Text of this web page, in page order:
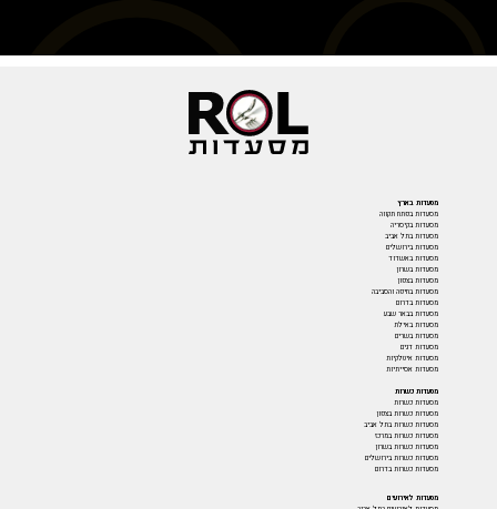
מסעדות בארץ
מסעדות בפתח תקווה
מסעדות בקיסריה
מסעדות בתל אביב
מסעדות בירושלים
מסעדות באשדוד
מסעדות בשרון
מסעדות בצפון
מסעדות בחיפה והסביבה
מסעדות בדרום
מסעדות בבאר שבע
מסעדות באילת
מסעדות בשרים
מסעדות דגים
מסעדות איטלקיות
מסעדות אסייתיות
מסעדות כשרות
מסעדות כשרות
מסעדות כשרות בצפון
מסעדות כשרות בתל אביב
מסעדות כשרות במרכז
מסעדות כשרות בשרון
מסעדות כשרות בירושלים
מסעדות כשרות בדרום
מסעדות לאירועים